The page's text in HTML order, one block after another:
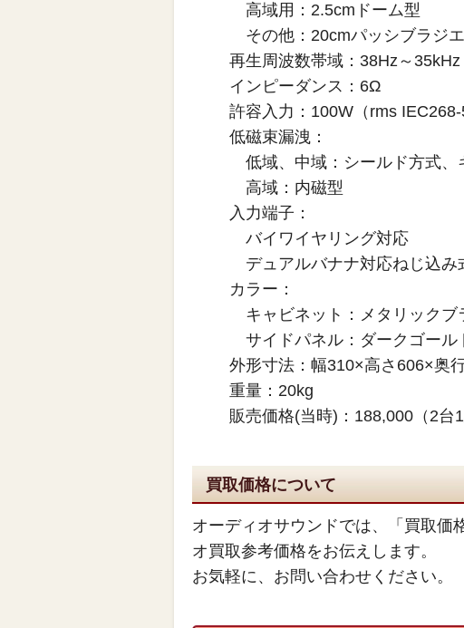
高域用：2.5cmドーム型
その他：20cmパッシブラジ
再生周波数帯域：38Hz～35kHz
インピーダンス：6Ω
許容入力：100W（rms IEC268-
低磁束漏洩：
低域、中域：シールド方式、
高域：内磁型
入力端子：
バイワイヤリング対応
デュアルバナナ対応ねじ込み
カラー：
キャビネット：メタリックブ
サイドパネル：ダークゴール
外形寸法：幅310×高さ606×奥
重量：20kg
販売価格(当時)：188,000（2台1
買取価格について
オーディオサウンドでは、「買取価
オ買取参考価格をお伝えします。
お気軽に、お問い合わせください。